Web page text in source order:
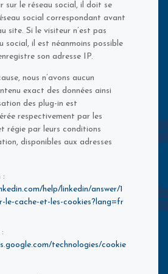
sur le réseau social, il doit se
social correspondant avant
site. Si le visiteur n’est pas
social, il est néanmoins possible
son adresse IP.
nous n’avons aucun
exact des données ainsi
des plug-in est
respectivement par les
régie par leurs conditions
disponibles aux adresses
:
help/linkedin/answer/1
le-cache-et-les-cookies?lang=fr
technologies/cookie